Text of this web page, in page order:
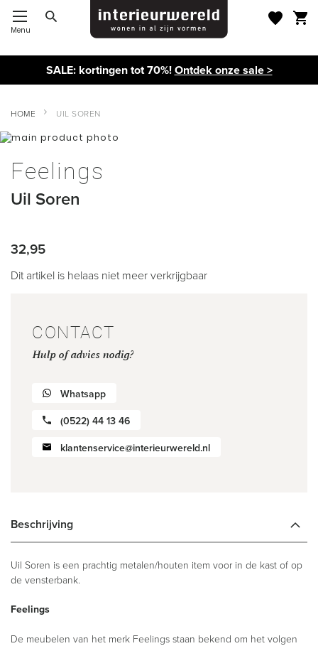
Menu
SALE: kortingen tot 70%!Ontdek onze sale >
HOME
UIL SOREN
Ga
het
einde
de
naar
het
van
Feelings
Uil Soren
32,95
Dit artikel is helaas niet meer verkrijgbaar
CONTACT
Hulp of advies nodig?
Whatsapp
(0522) 44 13 46
klantenservice@interieurwereld.nl
Beschrijving
Uil Soren is een prachtig metalen/houten item voor in de kast of op
de vensterbank.
Feelings
De meubelen van het merk Feelings staan bekend om het volgen